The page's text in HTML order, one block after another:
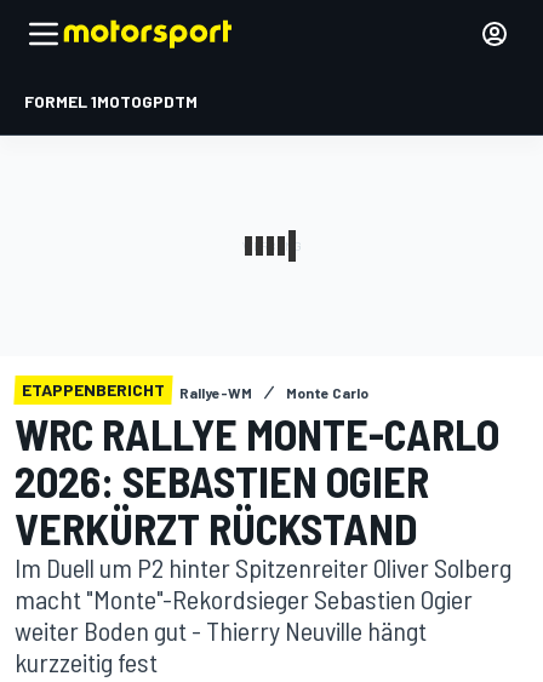
FORMEL 1MOTOGPDTM
ETAPPENBERICHT Rallye-WM Monte Carlo
WRC RALLYE MONTE-CARLO
2026: SEBASTIEN OGIER
VERKÜRZT RÜCKSTAND
Im Duell um P2 hinter Spitzenreiter Oliver Solberg
macht "Monte"-Rekordsieger Sebastien Ogier
weiter Boden gut - Thierry Neuville hängt
kurzzeitig fest